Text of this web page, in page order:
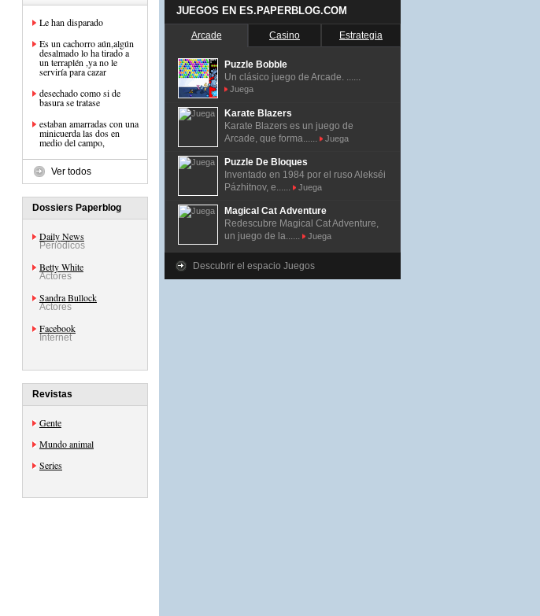
Le han disparado
Es un cachorro aún,algún
desalmado lo ha tirado a
un terraplén ,ya no le
serviría para cazar
desechado como si de
basura se tratase
estaban amarradas con una
minicuerda las dos en
medio del campo,
Ver todos
Dossiers Paperblog
Daily News
Periódicos
Betty White
Actores
Sandra Bullock
Actores
Facebook
Internet
Revistas
Gente
Mundo animal
Series
JUEGOS EN ES.PAPERBLOG.COM
Arcade Casino Estrategia
Puzzle Bobble
Un clásico juego de Arcade. ......
Juega
Karate Blazers
Karate Blazers es un juego de
Arcade, que forma......
Juega
Puzzle De Bloques
Inventado en 1984 por el ruso Alekséi
Pázhitnov, e......
Juega
Magical Cat Adventure
Redescubre Magical Cat Adventure,
un juego de la......
Juega
Descubrir el espacio Juegos